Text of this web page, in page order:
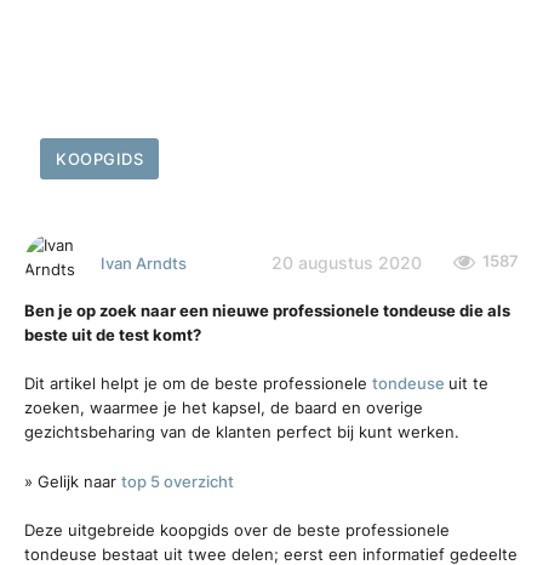
KOOPGIDS
Ivan Arndts 20 augustus 2020 1587
Ben je op zoek naar een nieuwe professionele tondeuse die als
beste uit de test komt?
Dit artikel helpt je om de beste professionele tondeuse uit te
zoeken, waarmee je het kapsel, de baard en overige
gezichtsbeharing van de klanten perfect bij kunt werken.
» Gelijk naar top 5 overzicht
Deze uitgebreide koopgids over de beste professionele
tondeuse bestaat uit twee delen; eerst een informatief gedeelte